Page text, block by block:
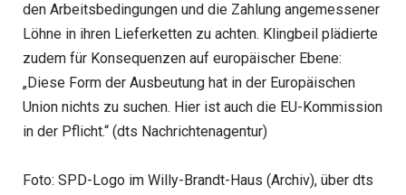
den Arbeitsbedingungen und die Zahlung angemessener
Löhne in ihren Lieferketten zu achten. Klingbeil plädierte
zudem für Konsequenzen auf europäischer Ebene:
„Diese Form der Ausbeutung hat in der Europäischen
Union nichts zu suchen. Hier ist auch die EU-Kommission
in der Pflicht.“ (dts Nachrichtenagentur)
Foto: SPD-Logo im Willy-Brandt-Haus (Archiv), über dts